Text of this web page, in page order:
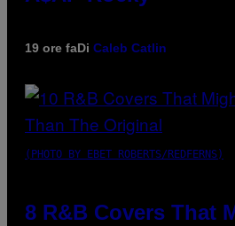
19 ore faDi Caleb Catlin
(PHOTO BY EBET ROBERTS/REDFERNS)
8 R&B Covers That